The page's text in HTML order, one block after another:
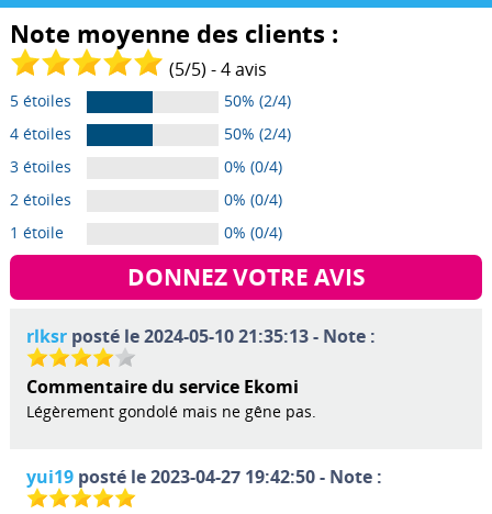
Note moyenne des clients :
(5/5) -4avis
5 étoiles
50% (2/4)
4 étoiles
50% (2/4)
3 étoiles
0% (0/4)
2 étoiles
0% (0/4)
1 étoile
0% (0/4)
DONNEZ VOTRE AVIS
rlksrposté le 2024-05-10 21:35:13 - Note :
Commentaire du service Ekomi
Légèrement gondolé mais ne gêne pas.
yui19posté le 2023-04-27 19:42:50 - Note :